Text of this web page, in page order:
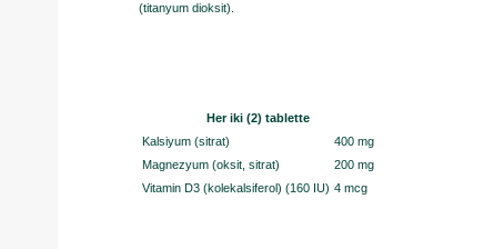
(titanyum dioksit).
Her iki (2) tablette
Kalsiyum (sitrat)
400 mg
Magnezyum (oksit, sitrat)
200 mg
Vitamin D3 (kolekalsiferol) (160 IU) 4 mcg